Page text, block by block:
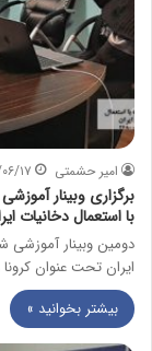
امیر حشمتی
برگزاری وبینار
با استعمال دخانیات
دومین وبینار آموزشی
ایران تحت عنوان
بیشتر بخوانید »